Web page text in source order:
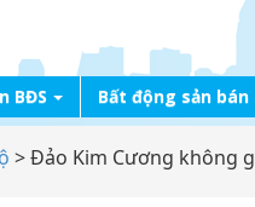
BĐS Bất động sản bán
>Đảo Kim Cương không